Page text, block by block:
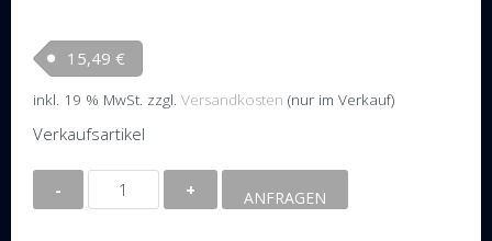
15,49 €
inkl. 19 % MwSt. zzgl. Versandkosten (nur im Verkauf)
Verkaufsartikel
Showtec
Bubble
ANFRAGEN